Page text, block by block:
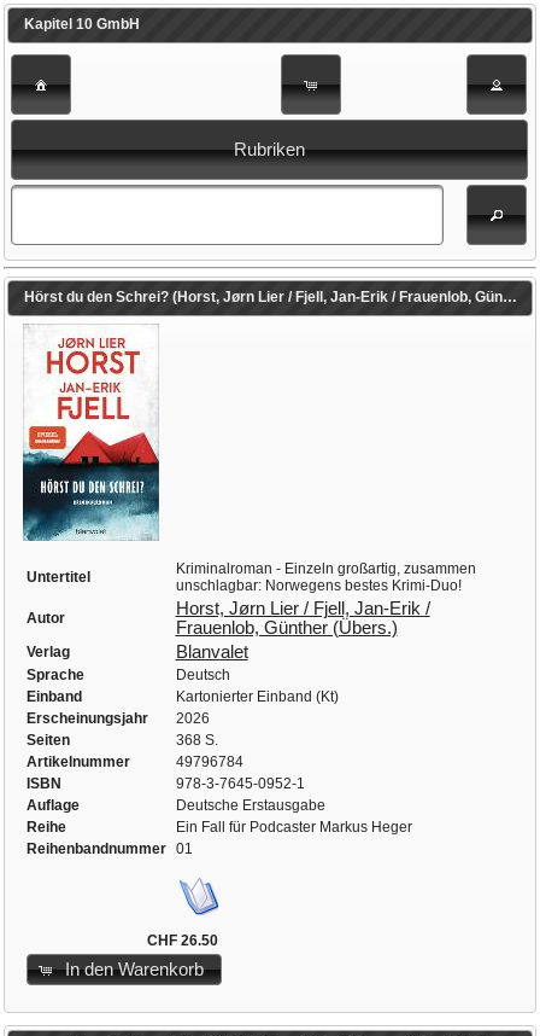
Kapitel 10 GmbH
Rubriken
Hörst du den Schrei? (Horst, Jørn Lier / Fjell, Jan-Erik / Frauenlob, Günther (Übers.))
Untertitel
Kriminalroman - Einzeln großartig, zusammen
unschlagbar: Norwegens bestes Krimi-Duo!
Autor
Horst, Jørn Lier / Fjell, Jan-Erik /
Frauenlob, Günther (Übers.)
Verlag Blanvalet
Sprache
Deutsch
Einband
Kartonierter Einband (Kt)
Erscheinungsjahr
2026
Seiten
368 S.
Artikelnummer
49796784
ISBN
978-3-7645-0952-1
Auflage
Deutsche Erstausgabe
Reihe
Ein Fall für Podcaster Markus Heger
Reihenbandnummer
01
CHF 26.50
In den Warenkorb